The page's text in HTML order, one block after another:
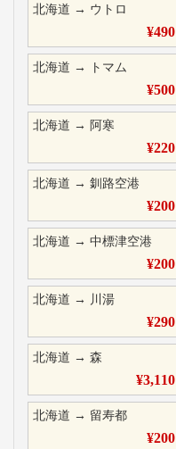
北海道 → ウトロ
¥490
北海道 → トマム
¥500
北海道 → 阿寒
¥220
北海道 → 釧路空港
¥200
北海道 → 中標津空港
¥200
北海道 → 川湯
¥290
北海道 → 森
¥3,110
北海道 → 留寿都
¥200